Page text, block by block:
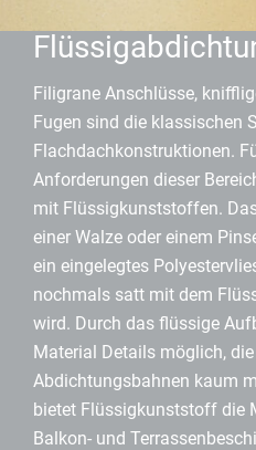
Filigrane Anschlüsse,
Fugen sind die klassischen
Flachdachkonstruktionen.
Anforderungen dieser
mit Flüssigkunststoffen.
einer Walze oder einem
ein eingelegtes
nochmals satt mit dem
wird. Durch das flüssige
Material Details möglich,
Abdichtungsbahnen kaum
bietet Flüssigkunststoff die
Balkon- und